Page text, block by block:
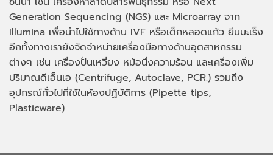
Generation Sequencing (NGS) และ Microarray จาก
Illumina เพื่อนำไปใช้ทางด้าน IVF หรือเด็กหลอดแก้ว ยีนมะเร็ง
อีกทั้งทางเรายังจัดจำหน่ายเครื่องมือทางด้านอุตสาหกรรม
ต่างๆ เช่น เครื่องปั่นเหวี่ยง หม้อนึ่งความร้อน และเครื่องเพิ่ม
ปริมาณดีเอ็นเอ (Centrifuge, Autoclave, PCR.) รวมถึง
อุปกรณ์ทั่วไปที่ใช้ในห้องปฏิบัติการ (Pipette tips,
Plasticware)